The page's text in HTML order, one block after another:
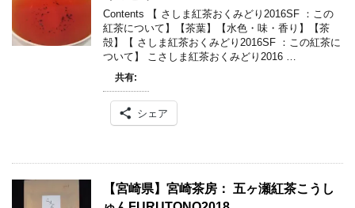
Contents 【 さしま紅茶おくみどり2016SF ：この
紅茶について】【茶葉】【水色・味・香り】【茶
殻】【 さしま紅茶おくみどり2016SF ：この紅茶に
ついて】 こさしま紅茶おくみどり2016 …
共有:
シェア
【宮崎県】宮崎茶房： 五ヶ瀬紅茶こうし